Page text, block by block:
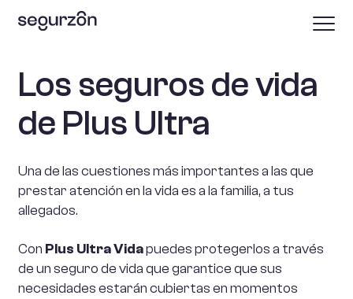
Los seguros de vida
de Plus Ultra
Una de las cuestiones más importantes a las que
prestar atención en la vida es a la familia, a tus
allegados.
Con Plus Ultra Vidapuedes protegerlos a través
de un seguro de vida que garantice que sus
necesidades estarán cubiertas en momentos